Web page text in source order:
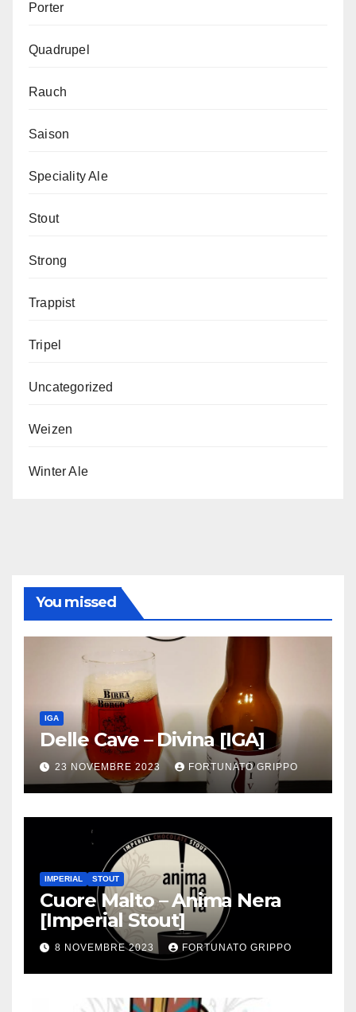
Porter
Quadrupel
Rauch
Saison
Speciality Ale
Stout
Strong
Trappist
Tripel
Uncategorized
Weizen
Winter Ale
You missed
IGA
Delle Cave – Divina [IGA]
23 NOVEMBRE 2023 FORTUNATO GRIPPO
IMPERIAL STOUT
Cuore Malto – Anima Nera
[Imperial Stout]
8 NOVEMBRE 2023 FORTUNATO GRIPPO